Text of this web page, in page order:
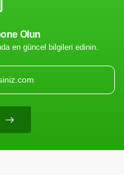
Olun
en güncel bilgileri edinin.